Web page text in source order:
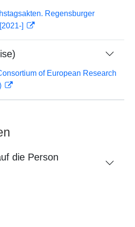
Regensburger
]
of European Research
die Person